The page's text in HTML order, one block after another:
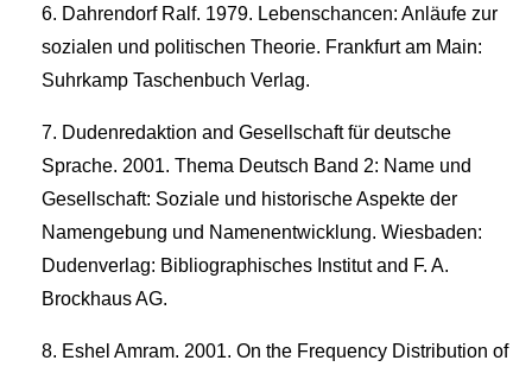
Dahrendorf Ralf. 1979. Lebenschancen: Anläufe zur
sozialen und politischen Theorie. Frankfurt am Main:
Suhrkamp Taschenbuch Verlag.
Dudenredaktion and Gesellschaft für deutsche
Sprache. 2001. Thema Deutsch Band 2: Name und
Gesellschaft: Soziale und historische Aspekte der
Namengebung und Namenentwicklung. Wiesbaden:
Dudenverlag: Bibliographisches Institut and F. A.
Brockhaus AG.
Eshel Amram. 2001. On the Frequency Distribution of